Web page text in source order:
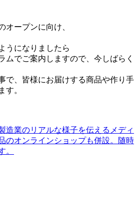
オープンに向け、
うになりましたら
ムでご案内しますので、今しばらく
で、皆様にお届けする商品や作り手
す。